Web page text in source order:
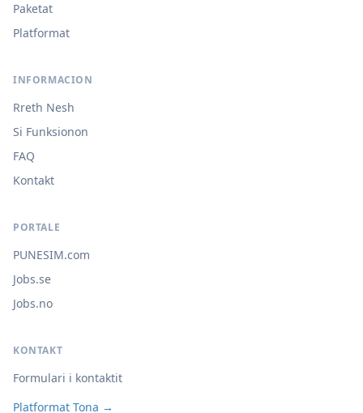
Paketat
Platformat
INFORMACION
Rreth Nesh
Si Funksionon
FAQ
Kontakt
PORTALE
PUNESIM.com
Jobs.se
Jobs.no
KONTAKT
Formulari i kontaktit
Platformat Tona →